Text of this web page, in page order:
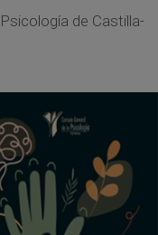
de Castilla-